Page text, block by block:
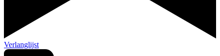
Verlanglijst